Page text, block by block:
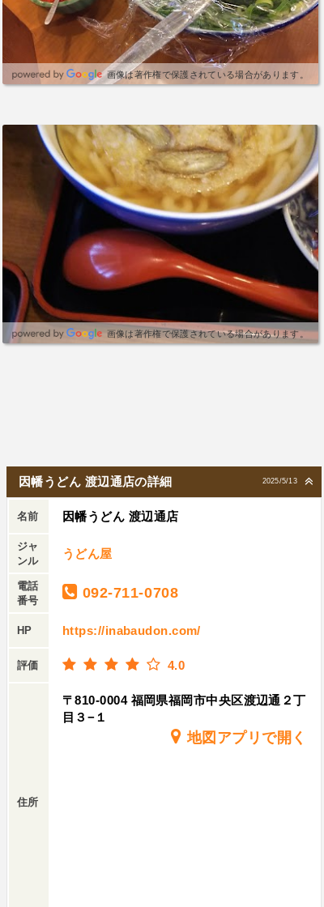
画像は著作権で保護されている場合があります。
画像は著作権で保護されている場合があります。
2025/5/13
因幡うどん 渡辺通店の詳細
名前 因幡うどん 渡辺通店
ジャ
ンル
うどん屋
電話
番号
092-711-0708
HP https://inabaudon.com/
評価 4.0
住所
〒810-0004 福岡県福岡市中央区渡辺通２丁
目３−１
地図アプリで開く